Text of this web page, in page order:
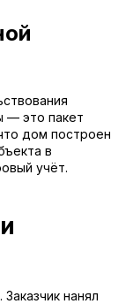
— это пакет
дом построен
в
учёт.
нанял